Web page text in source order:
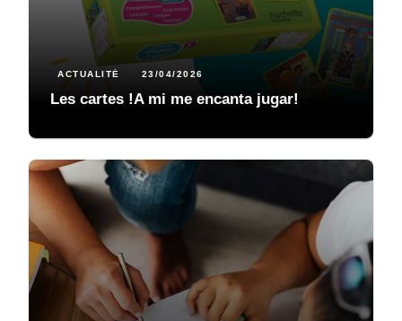
ACTUALITÉ 23/04/2026
Les cartes !A mi me encanta jugar!